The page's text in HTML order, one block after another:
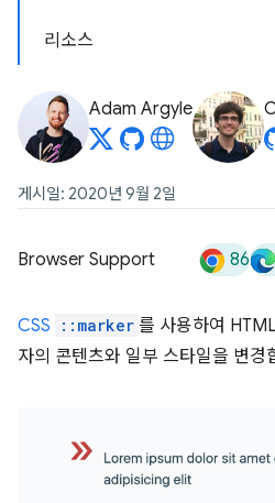
리소스
Adam Argyle
게시일: 2020년 9월 2일
Browser Support 86
CSS ::marker 를 사용하여
자의 콘텐츠와 일부 스타일을 변경